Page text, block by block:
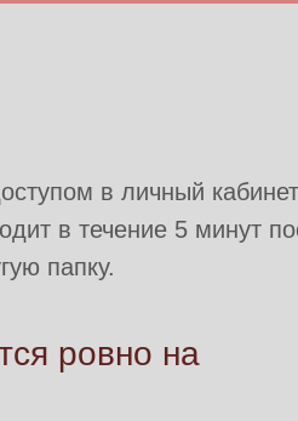
в личный
в течение 5 минут
папку.
ровно на